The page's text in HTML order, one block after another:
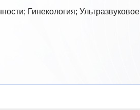
Гинекология; Ультразвуковое